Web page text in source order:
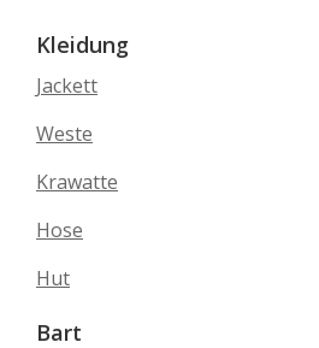
Kleidung
Jackett
Weste
Krawatte
Hose
Hut
Bart